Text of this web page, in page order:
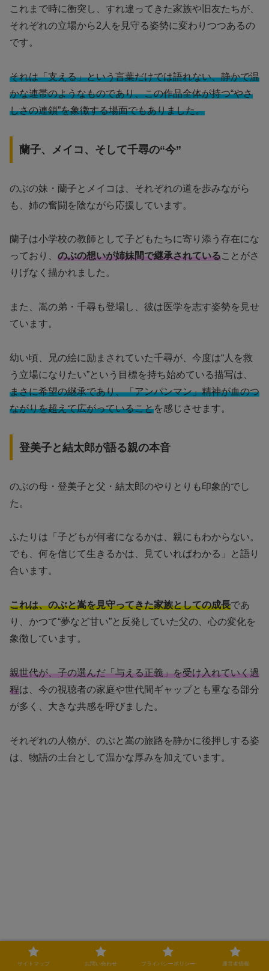
これまで時に衝突し、すれ違ってきた家族や旧友たちが、
それぞれの立場から2人を見守る姿勢に変わりつつあるの
です。
それは「支える」という言葉だけでは語れない、静かで温
かな連帯のようなものであり、この作品全体が持つ“やさ
しさの連鎖”を象徴する場面でもありました。
蘭子、メイコ、そして千尋の“今”
のぶの妹・蘭子とメイコは、それぞれの道を歩みながら
も、姉の奮闘を陰ながら応援しています。
蘭子は小学校の教師として子どもたちに寄り添う存在にな
っており、 のぶの想いが姉妹間で継承されていることがさ
りげなく描かれました。
また、嵩の弟・千尋も登場し、彼は医学を志す姿勢を見せ
ています。
幼い頃、兄の絵に励まされていた千尋が、今度は“人を救
う立場になりたい”という目標を持ち始めている描写は、
まさに希望の継承であり、「アンパンマン」精神が血のつ
ながりを超えて広がっていることを感じさせます。
登美子と結太郎が語る親の本音
のぶの母・登美子と父・結太郎のやりとりも印象的でし
た。
ふたりは「子どもが何者になるかは、親にもわからない。
でも、何を信じて生きるかは、見ていればわかる」と語り
合います。
これは、のぶと嵩を見守ってきた家族としての成長であ
り、かつて“夢など甘い”と反発していた父の、心の変化を
象徴しています。
親世代が、子の選んだ「与える正義」を受け入れていく過
程は、今の視聴者の家庭や世代間ギャップとも重なる部分
が多く、大きな共感を呼びました。
それぞれの人物が、のぶと嵩の旅路を静かに後押しする姿
は、物語の土台として温かな厚みを加えています。
サイトマップ お問い合わせ プライバシーポリシー 運営者情報